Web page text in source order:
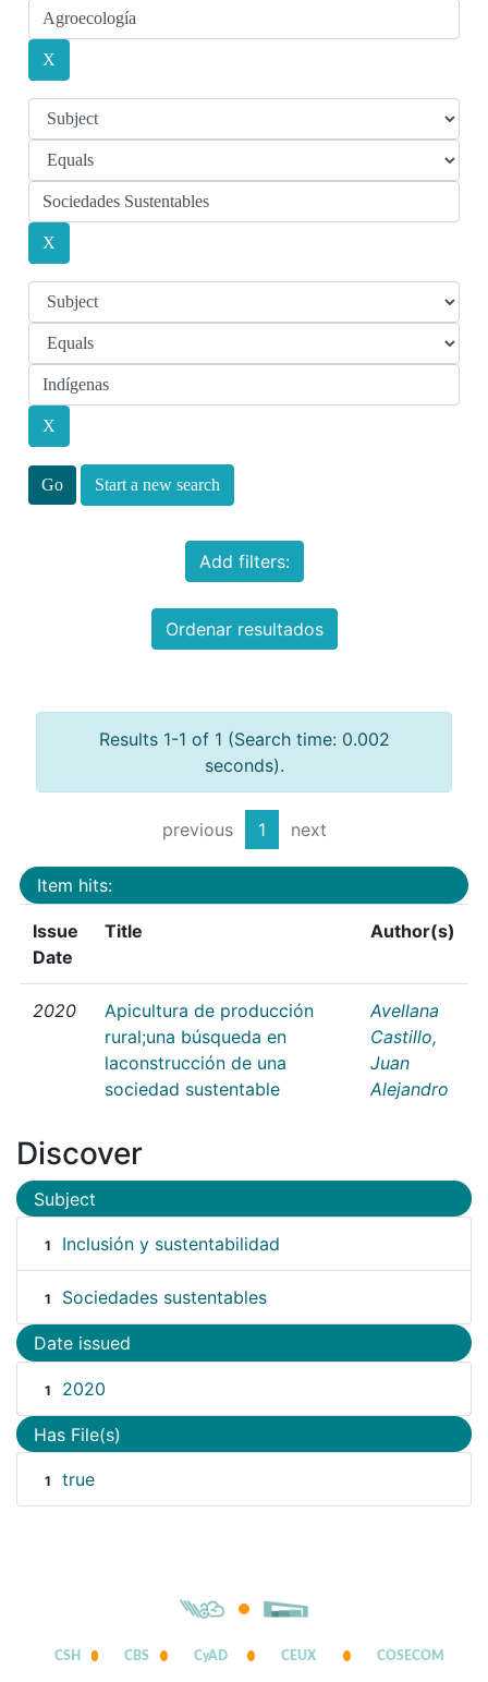
Start a new search
Add filters:
Ordenar resultados
Results 1-1 of 1 (Search time: 0.002
seconds).
previous 1 next
Item hits:
Issue
Date
Title Author(s)
2020
Apicultura de producción
rural;una búsqueda en
laconstrucción de una
sociedad sustentable
Avellana
Castillo,
Juan
Alejandro
Discover
Subject
1 Inclusión y sustentabilidad
1 Sociedades sustentables
Date issued
1 2020
Has File(s)
1 true
CSH CBS CyAD CEUX COSECOM